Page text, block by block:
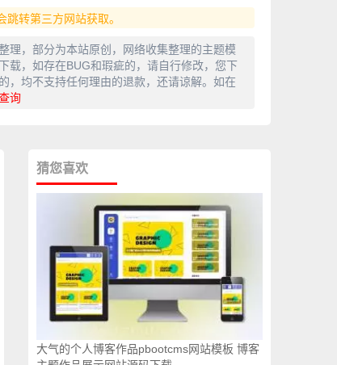
转第三方网站获取。
理，部分为本站原创，网络收集整理的主题模
载，如存在BUG和瑕疵的，请自行修改，您下
，均不支持任何理由的退款，还请谅解。如在
询
猜您喜欢
大气的个人博客作品pbootcms网站模板 博客